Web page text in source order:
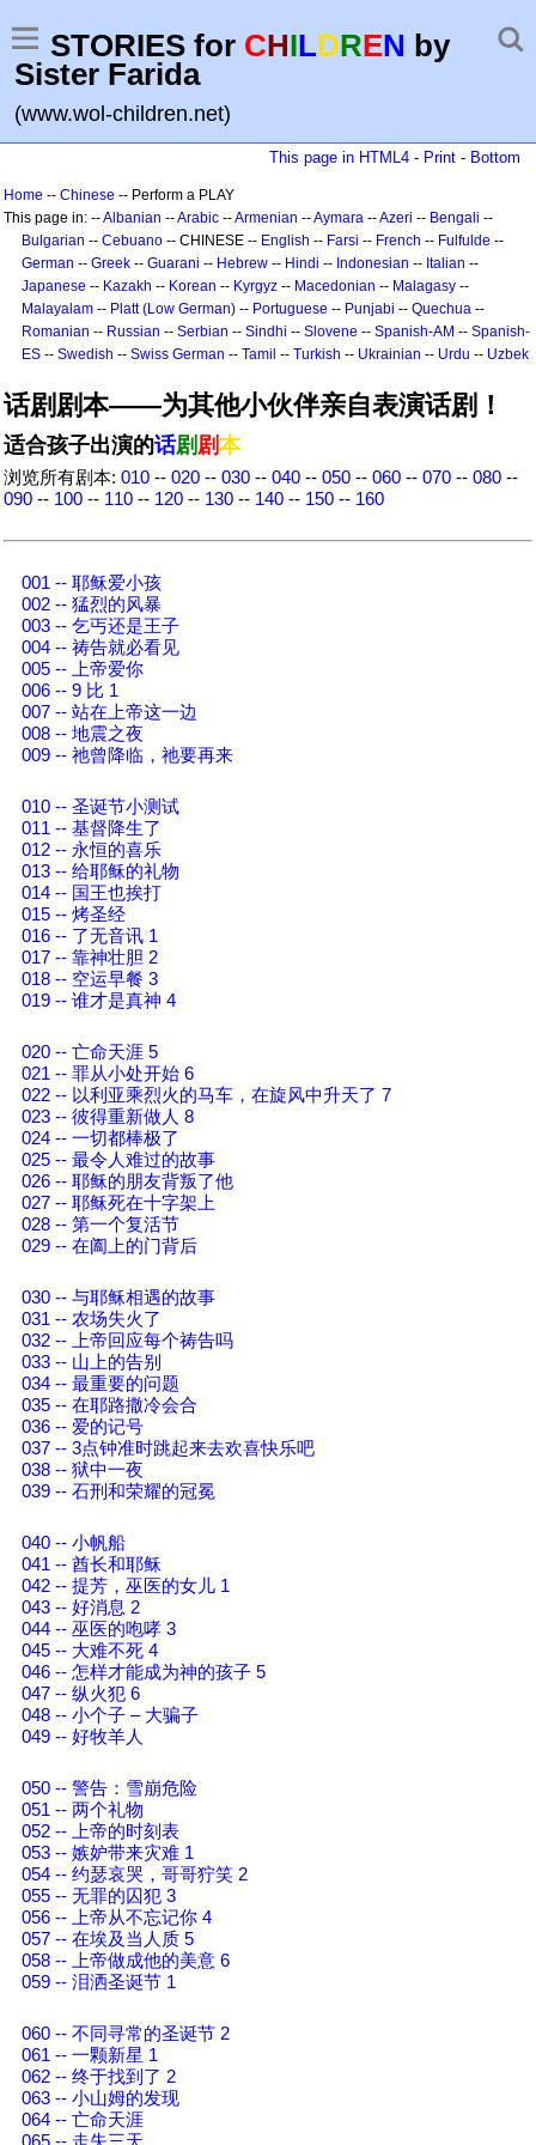
STORIES for CHILDREN by
Sister Farida
(www.wol-children.net)
This page in HTML4 - Print - Bottom
Home -- Chinese -- Perform a PLAY
This page in: --Albanian --Arabic --Armenian --Aymara --Azeri -- Bengali --
Bulgarian -- Cebuano -- CHINESE -- English -- Farsi -- French -- Fulfulde --
German -- Greek -- Guarani -- Hebrew -- Hindi -- Indonesian -- Italian --
Japanese -- Kazakh -- Korean -- Kyrgyz -- Macedonian -- Malagasy --
Malayalam -- Platt (Low German) -- Portuguese -- Punjabi -- Quechua --
Romanian -- Russian -- Serbian -- Sindhi -- Slovene -- Spanish-AM -- Spanish-
ES -- Swedish -- Swiss German -- Tamil -- Turkish -- Ukrainian -- Urdu -- Uzbek
话剧剧本——为其他小伙伴亲自表演话剧！
适合孩子出演的话剧 剧本
浏览所有剧本: 010 -- 020 -- 030 -- 040 -- 050 -- 060 -- 070 -- 080 --
090 -- 100 -- 110 -- 120 -- 130 -- 140 -- 150 -- 160
001 -- 耶稣爱小孩
002 -- 猛烈的风暴
003 -- 乞丐还是王子
004 -- 祷告就必看见
005 -- 上帝爱你
006 -- 9 比 1
007 -- 站在上帝这一边
008 -- 地震之夜
009 -- 祂曾降临，祂要再来
010 -- 圣诞节小测试
011 -- 基督降生了
012 -- 永恒的喜乐
013 -- 给耶稣的礼物
014 -- 国王也挨打
015 -- 烤圣经
016 -- 了无音讯 1
017 -- 靠神壮胆 2
018 -- 空运早餐 3
019 -- 谁才是真神 4
020 -- 亡命天涯 5
021 -- 罪从小处开始 6
022 -- 以利亚乘烈火的马车，在旋风中升天了 7
023 -- 彼得重新做人 8
024 -- 一切都棒极了
025 -- 最令人难过的故事
026 -- 耶稣的朋友背叛了他
027 -- 耶稣死在十字架上
028 -- 第一个复活节
029 -- 在阖上的门背后
030 -- 与耶稣相遇的故事
031 -- 农场失火了
032 -- 上帝回应每个祷告吗
033 -- 山上的告别
034 -- 最重要的问题
035 -- 在耶路撒冷会合
036 -- 爱的记号
037 -- 3点钟准时跳起来去欢喜快乐吧
038 -- 狱中一夜
039 -- 石刑和荣耀的冠冕
040 -- 小帆船
041 -- 酋长和耶稣
042 -- 提芳，巫医的女儿 1
043 -- 好消息 2
044 -- 巫医的咆哮 3
045 -- 大难不死 4
046 -- 怎样才能成为神的孩子 5
047 -- 纵火犯 6
048 -- 小个子 – 大骗子
049 -- 好牧羊人
050 -- 警告：雪崩危险
051 -- 两个礼物
052 -- 上帝的时刻表
053 -- 嫉妒带来灾难 1
054 -- 约瑟哀哭，哥哥狞笑 2
055 -- 无罪的囚犯 3
056 -- 上帝从不忘记你 4
057 -- 在埃及当人质 5
058 -- 上帝做成他的美意 6
059 -- 泪洒圣诞节 1
060 -- 不同寻常的圣诞节 2
061 -- 一颗新星 1
062 -- 终于找到了 2
063 -- 小山姆的发现
064 -- 亡命天涯
065 -- 走失三天